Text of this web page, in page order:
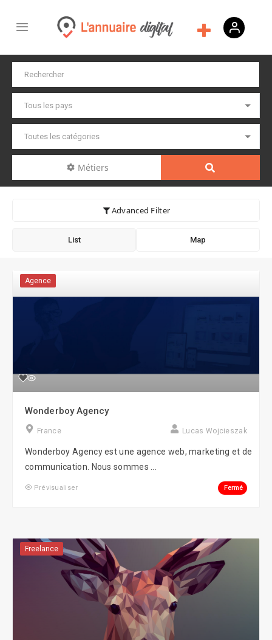
Métiers
Advanced Filter
List Map
Agence
Wonderboy Agency
France Lucas Wojcieszak
Wonderboy Agency est une agence web, marketing et de
communication. Nous sommes ...
Prévisualiser Fermé
Freelance